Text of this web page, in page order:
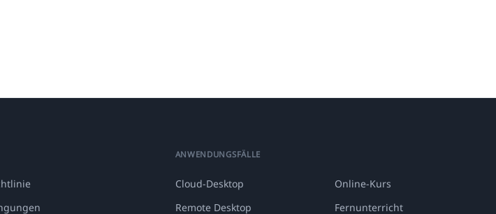
ANWENDUNGSFÄLLE
Cloud-Desktop
Online-Kurs
Remote Desktop
Fernunterricht